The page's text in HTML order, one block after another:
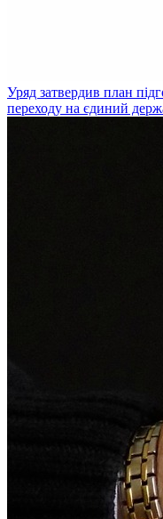
Уряд затвердив план
переходу на єдиний